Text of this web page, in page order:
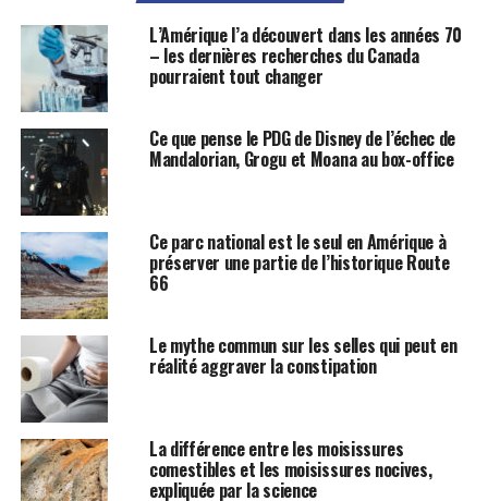
L’Amérique l’a découvert dans les années 70
– les dernières recherches du Canada
pourraient tout changer
Ce que pense le PDG de Disney de l’échec de
Mandalorian, Grogu et Moana au box-office
Ce parc national est le seul en Amérique à
préserver une partie de l’historique Route
66
Le mythe commun sur les selles qui peut en
réalité aggraver la constipation
La différence entre les moisissures
comestibles et les moisissures nocives,
expliquée par la science